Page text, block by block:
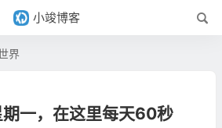
小竣博客
界
期一，在这里每天60秒